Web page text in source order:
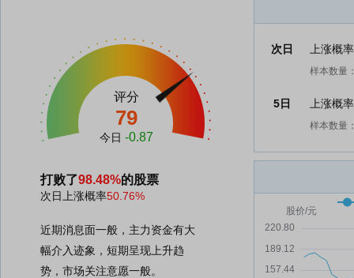
评分
79
今日 -0.87
打败了98.48%的股票
次日上涨概率50.76%
近期消息面一般，主力资金有大
幅介入迹象，短期呈现上升趋
势，市场关注意愿一般。
次日 上涨概
样本数量
5日 上涨概
样本数量